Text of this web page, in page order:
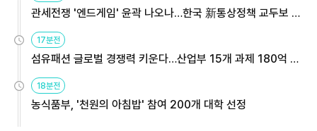
관세전쟁 '엔드게임' 윤곽 나오나…한국 新통상정책 교두보 활
용해야
17분전
섬유패션 글로벌 경쟁력 키운다…산업부 15개 과제 180억 지
원
18분전
농식품부, '천원의 아침밥' 참여 200개 대학 선정